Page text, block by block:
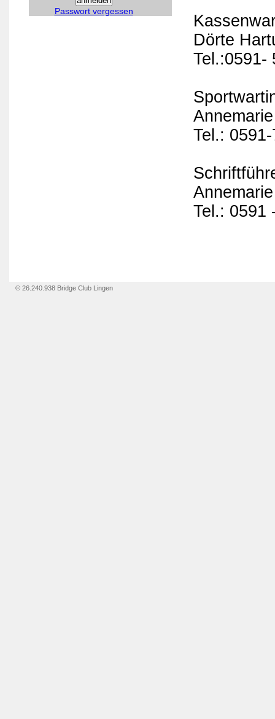
Passwort vergessen
Dörte
Tel.:0591-
Tel.:
Tel.: 0591
© 26.240.938 Bridge Club Lingen